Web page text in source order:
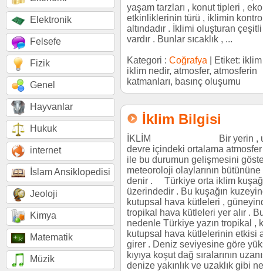
Elektronik
Felsefe
Fizik
Genel
Hayvanlar
Hukuk
internet
İslam Ansiklopedisi
Jeoloji
Kimya
Matematik
Müzik
yaşam tarzları , konut tipleri ,
etkinliklerinin türü , iklimin
altındadır . İklimi oluşturan
vardır . Bunlar sıcaklık , ...
Kategori : Coğrafya | Etiket:
iklim nedir, atmosfer, atmosferin
katmanları, basınç oluşumu
İklim Bilgisi
İKLİM Bir yerin ,
devre içindeki ortalama
ile bu durumun gelişmesini
meteoroloji olaylarının
denir . Türkiye orta iklim
üzerindedir . Bu kuşağın
kutupsal hava kütleleri ,
tropikal hava kütleleri yer alır .
nedenle Türkiye yazın tropikal ,
kutupsal hava kütlelerinin etkisi
girer . Deniz seviyesine göre
kıyıya koşut dağ sıralarının
denize yakınlık ve uzaklık gibi